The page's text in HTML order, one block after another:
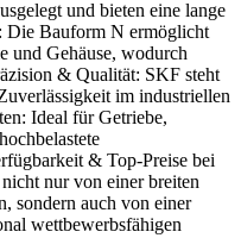
und bieten eine lange
Die Bauform N ermöglicht
und Gehäuse, wodurch
& Qualität: SKF steht
im industriellen
Ideal für Getriebe,
& Top-Preise bei
nur von einer breiten
sondern auch von einer
wettbewerbsfähigen